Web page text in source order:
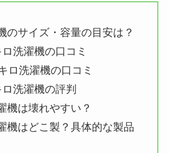
のサイズ・容量の目安は？
洗濯機の口コミ
ロ洗濯機の口コミ
洗濯機の評判
機は壊れやすい？
機はどこ製？具体的な製品